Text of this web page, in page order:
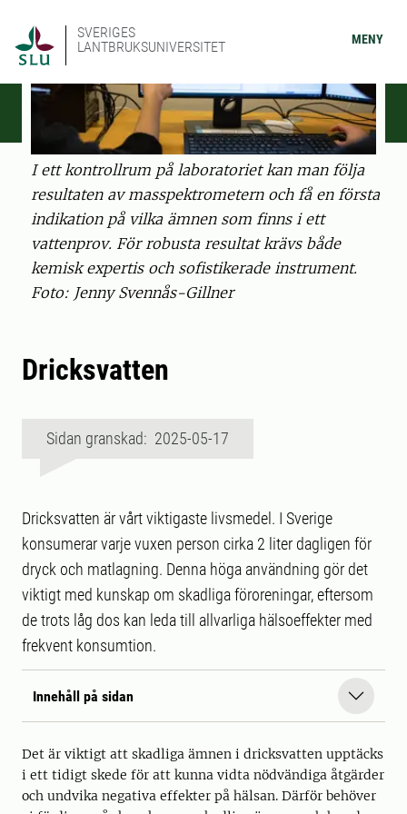
SVERIGES
LANTBRUKSUNIVERSITET
MENY
I ett kontrollrum på laboratoriet kan man följa
resultaten av masspektrometern och få en första
indikation på vilka ämnen som finns i ett
vattenprov. För robusta resultat krävs både
kemisk expertis och sofistikerade instrument.
Foto: Jenny Svennås-Gillner
Dricksvatten
Sidan granskad: 2025-05-17
Dricksvatten är vårt viktigaste livsmedel. I Sverige
konsumerar varje vuxen person cirka 2 liter dagligen för
dryck och matlagning. Denna höga användning gör det
viktigt med kunskap om skadliga föroreningar, eftersom
de trots låg dos kan leda till allvarliga hälsoeffekter med
frekvent konsumtion.
Innehåll på sidan
Det är viktigt att skadliga ämnen i dricksvatten upptäcks
i ett tidigt skede för att kunna vidta nödvändiga åtgärder
och undvika negativa effekter på hälsan. Därför behöver